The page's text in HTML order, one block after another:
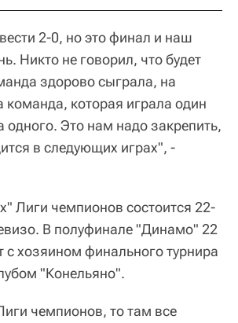
2-0, но это финал и наш
Никто не говорил, что будет
здорово сыграла, на
которая играла один
одного. Это нам надо закрепить,
в следующих играх", -
Лиги чемпионов состоится 22-
В полуфинале "Динамо" 22
с хозяином финального турнира
"Конельяно".
чемпионов, то там все